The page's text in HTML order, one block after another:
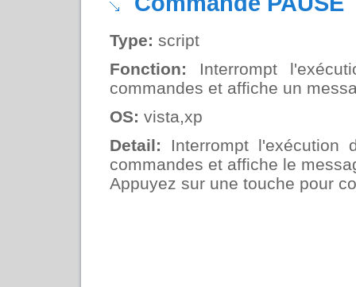
Type: script
Fonction: Interrompt
commandes et affiche un
OS: vista,xp
Detail: Interrompt l'exécution
commandes et affiche le
Appuyez sur une touche pour